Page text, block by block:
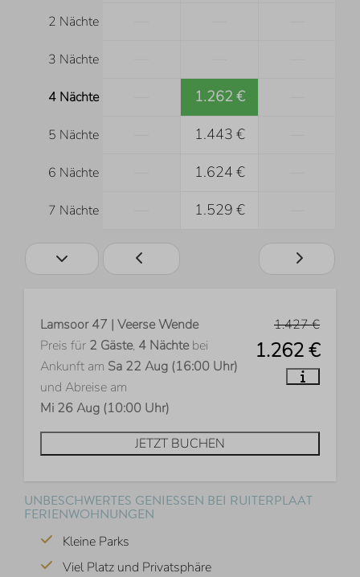
2 Nächte
3 Nächte
4 Nächte 1.262 €
5 Nächte 1.443 €
6 Nächte 1.624 €
7 Nächte 1.529 €
1.427 €
1.262 €
Lamsoor 47 | Veerse Wende
Preis für 2 Gäste, 4 Nächtebei
Ankunft am Sa 22 Aug (16:00 Uhr)
und Abreise am
Mi 26 Aug (10:00 Uhr)
JETZT BUCHEN
UNBESCHWERTES GENIESSEN BEI RUITERPLAAT F
ERIENWOHNUNGEN
Kleine Parks
Viel Platz und Privatsphäre